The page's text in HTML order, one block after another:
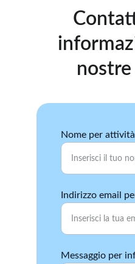
Nome per
Indirizzo email
Messaggio per